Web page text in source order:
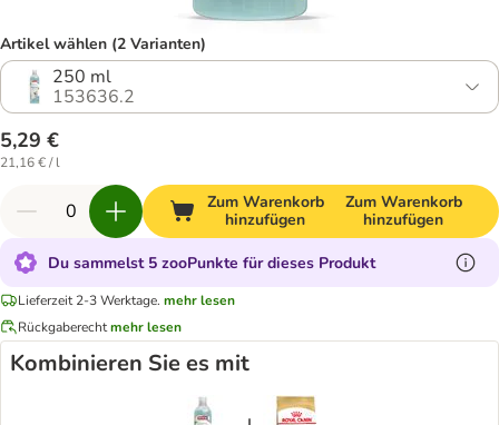
Artikel wählen (2 Varianten)
250 ml
153636.2
5,29 €
21,16 € / l
Zum Warenkorb
hinzufügen
Zum Warenkorb
hinzufügen
Du sammelst 5 zooPunkte für dieses Produkt
Lieferzeit 2-3 Werktage. mehr lesen
Rückgaberechtmehr lesen
Kombinieren Sie es mit